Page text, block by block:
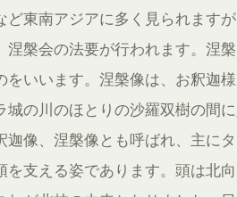
ど東南アジアに多く見られます
涅槃会の法要が行われます。涅
をいいます。涅槃像は、お釈迦
城の川のほとりの沙羅双樹の間
迦像、涅槃像とも呼ばれ、主に
を支える姿であります。頭は北